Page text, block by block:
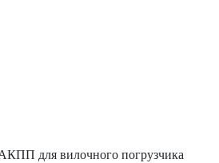
для вилочного погрузчика